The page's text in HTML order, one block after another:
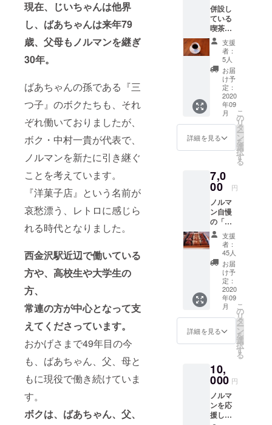
現在、じいちゃんは他界
し、ばあちゃんは来年79
歳、父母もノルマンを継ぎ
30年。
ばあちゃんの孫である『三
つ子』のボクたちも、それ
ぞれ働いておりましたが、
ボク・中村一貴が代表で、
ノルマンを新たに引き継ぐ
ことを考えています。
『洋菓子店』という名前が
哀愁漂う、レトロに感じら
れる時代となりました。
西金沢駅近辺で働いている
方や、高校生や大学生の
方、
常連の方が中心となって支
えてくださっています。
おかげさまで49年目の今
も、ばあちゃん、父、母と
もに現役で働き続けていま
す。
ボクは、ばあちゃん、父、
トー」
各1個ず
つ、あ
わせて
当店か
らの
「お礼
のメー
ル」と
「活動
報告」
をさせ
ていた
だきま
併設し
ている
喫茶店
で、1ヶ
月間対
象ドリ
ンクを
「飲み
放題」
サービ
スさせ
ていた
だきま
す。
（初来
店後か
としま
す） ※
杯数制
限なし
※対象ド
リンク
を1日何
杯飲ん
でもOK
※喫茶店
は(日)
(月)がお
休みで
す ＜対
象ドリ
ンク＞
ブレン
カン、
アイス
コー
ヒー あ
わせて
当店か
支援
者：
5人
お届
け予
定：
2020
年09
月
詳細を見る
こ
の
リ
タ
ー
ン
を
選
択
す
る
7,0
00 円
ノルマ
ン自慢
の「マ
ドレー
ヌ」を
20個盛
り合わ
せと、
「フィ
ナン
シェ」
「カッ
トバウ
ム」
「オレ
ンジ
キ」
「ピス
タチオ
ガ
トー」
各2個ず
支援
者：
45人
お届
け予
定：
2020
年09
月
詳細を見る
こ
の
リ
タ
ー
ン
を
選
択
す
る
10,
000 円
ノルマ
ンを応
援して